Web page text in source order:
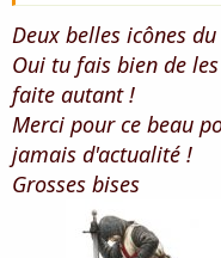
Faites que votre
Au creux des
Le monde est
J’aimerais crier
Mais, ma voix
Mère Teresa, ne
Deux belles icônes
Oui tu fais bien de
faite autant !
Merci pour ce beau
jamais d'actualité !
Grosses bises